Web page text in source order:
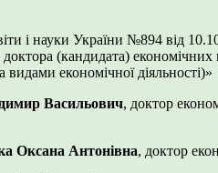
і науки України №894 від
доктора (кандидата)
економічної діяльності)»
Васильович, доктор
Оксана Антонівна, доктор